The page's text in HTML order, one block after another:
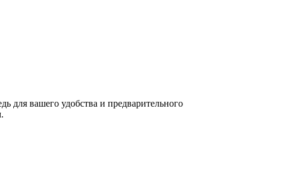
для вашего удобства и предварительного